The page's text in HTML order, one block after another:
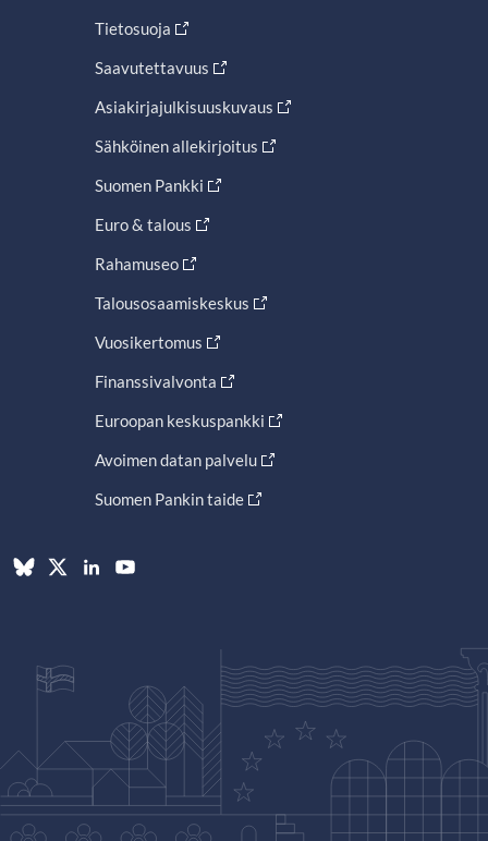
Tietosuoja
Saavutettavuus
Asiakirjajulkisuuskuvaus
Sähköinen allekirjoitus
Suomen Pankki
Euro & talous
Rahamuseo
Talousosaamiskeskus
Vuosikertomus
Finanssivalvonta
Euroopan keskuspankki
Avoimen datan palvelu
Suomen Pankin taide